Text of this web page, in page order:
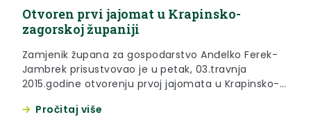
Otvoren prvi jajomat u Krapinsko-
zagorskoj županiji
Zamjenik župana za gospodarstvo Anđelko Ferek-
Jambrek prisustvovao je u petak, 03.travnja
2015.godine otvorenju prvoj jajomata u Krapinsko-
Pročitaj više